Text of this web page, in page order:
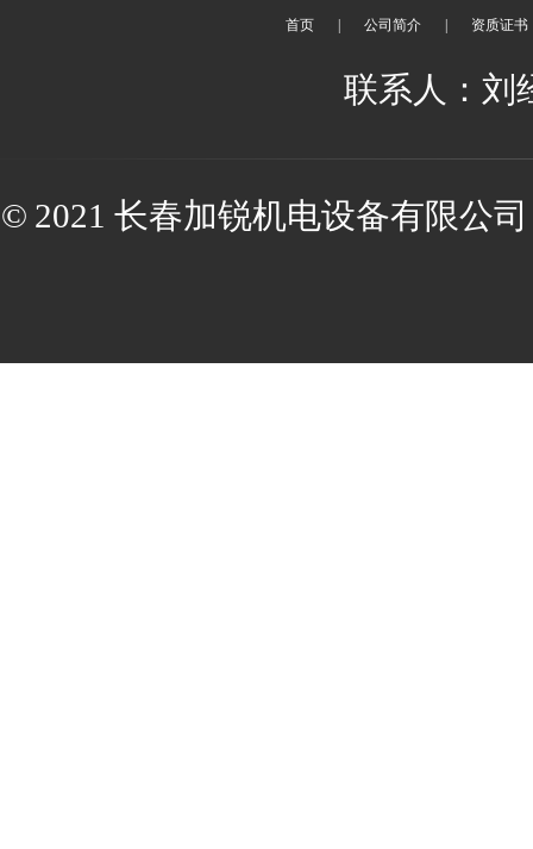
首页 公司简介 资质证书
联系人：刘
© 2021 长春加锐机电设备有限公